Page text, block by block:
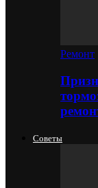
Ремонт
Советы